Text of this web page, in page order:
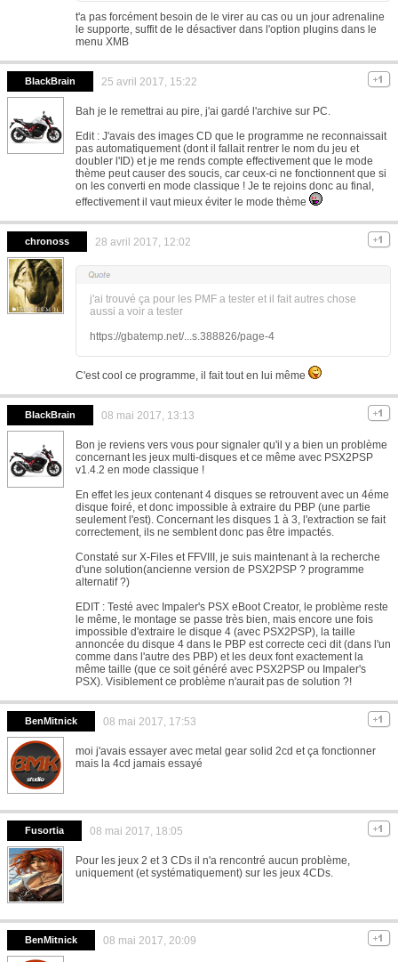
t'a pas forcément besoin de le virer au cas ou un jour adrenaline
le supporte, suffit de le désactiver dans l'option plugins dans le
menu XMB
BlackBrain 25 avril 2017, 15:22
Bah je le remettrai au pire, j'ai gardé l'archive sur PC.
Edit : J'avais des images CD que le programme ne reconnaissait
pas automatiquement (dont il fallait rentrer le nom du jeu et
doubler l'ID) et je me rends compte effectivement que le mode
thème peut causer des soucis, car ceux-ci ne fonctionnent que si
on les converti en mode classique ! Je te rejoins donc au final,
effectivement il vaut mieux éviter le mode thème
chronoss 28 avril 2017, 12:02
j'ai trouvé ça pour les PMF a tester et il fait autres chose
aussi a voir a tester
https://gbatemp.net/...s.388826/page-4
C'est cool ce programme, il fait tout en lui même
BlackBrain 08 mai 2017, 13:13
Bon je reviens vers vous pour signaler qu'il y a bien un problème
concernant les jeux multi-disques et ce même avec PSX2PSP
v1.4.2 en mode classique !
En effet les jeux contenant 4 disques se retrouvent avec un 4éme
disque foiré, et donc impossible à extraire du PBP (une partie
seulement l'est). Concernant les disques 1 à 3, l'extraction se fait
correctement, ils ne semblent donc pas être impactés.
Constaté sur X-Files et FFVIII, je suis maintenant à la recherche
d'une solution(ancienne version de PSX2PSP ? programme
alternatif ?)
EDIT : Testé avec Impaler's PSX eBoot Creator, le problème reste
le même, le montage se passe très bien, mais encore une fois
impossible d'extraire le disque 4 (avec PSX2PSP), la taille
annoncée du disque 4 dans le PBP est correcte ceci dit (dans l'un
comme dans l'autre des PBP) et les deux font exactement la
même taille (que ce soit généré avec PSX2PSP ou Impaler's
PSX). Visiblement ce problème n'aurait pas de solution ?!
BenMitnick 08 mai 2017, 17:53
moi j'avais essayer avec metal gear solid 2cd et ça fonctionner
mais la 4cd jamais essayé
Fusortia 08 mai 2017, 18:05
Pour les jeux 2 et 3 CDs il n'a rencontré aucun problème,
uniquement (et systématiquement) sur les jeux 4CDs.
BenMitnick 08 mai 2017, 20:09